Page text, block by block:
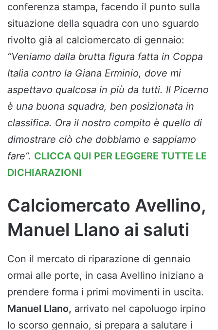
conferenza stampa, facendo il punto sulla
situazione della squadra con uno sguardo
rivolto già al calciomercato di gennaio:
“Veniamo dalla brutta figura fatta in Coppa
Italia contro la Giana Erminio, dove mi
aspettavo qualcosa in più da tutti. Il Picerno
è una buona squadra, ben posizionata in
classifica. Ora il nostro compito è quello di
dimostrare ciò che dobbiamo e sappiamo
fare”. CLICCA QUI PER LEGGERE TUTTE LE
DICHIARAZIONI
Calciomercato Avellino,
Manuel Llano ai saluti
Con il mercato di riparazione di gennaio
ormai alle porte, in casa Avellino iniziano a
prendere forma i primi movimenti in uscita.
Manuel Llano, arrivato nel capoluogo irpino
lo scorso gennaio, si prepara a salutare i